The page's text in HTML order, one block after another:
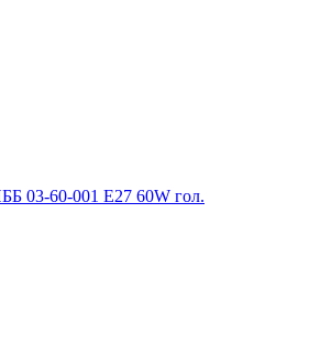
03-60-001 Е27 60W гол.